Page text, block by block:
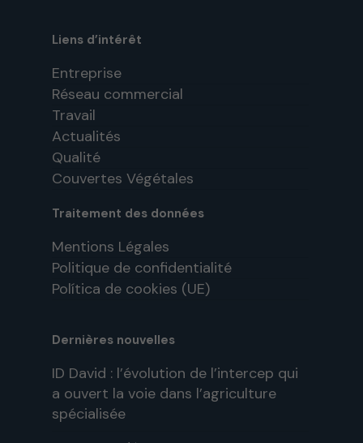
Liens d’intérêt
Entreprise
Réseau commercial
Travail
Actualités
Qualité
Couvertes Végétales
Traitement des données
Mentions Légales
Politique de confidentialité
Política de cookies (UE)
Dernières nouvelles
ID David : l’évolution de l’intercep qui
a ouvert la voie dans l’agriculture
spécialisée